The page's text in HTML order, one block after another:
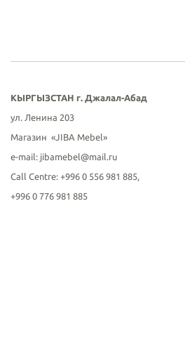
КЫРГЫЗСТАН г. Джалал-Абад
ул. Ленина 203
Магазин «JIBA Mebel»
е-mail: jibamebel@mail.ru
Call Centre: +996 0 556 981 885,
+996 0 776 981 885